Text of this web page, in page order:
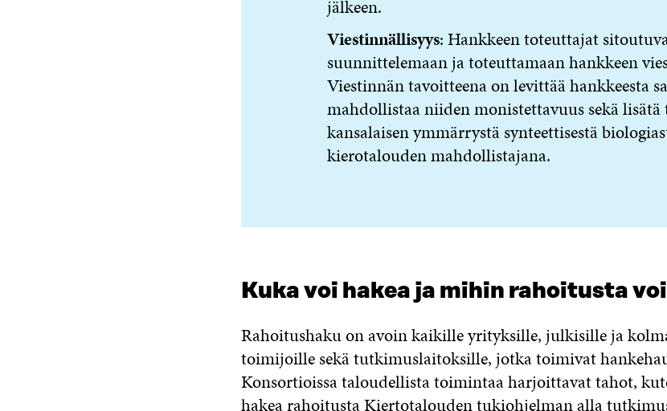
jälkeen.
Viestinnällisyys: Hankkeen toteuttajat
suunnittelemaan ja toteuttamaan hankkeen
Viestinnän tavoitteena on levittää hankkeesta
mahdollistaa niiden monistettavuus sekä lisätä
kansalaisen ymmärrystä synteettisestä
kierotalouden mahdollistajana.
Kuka voi hakea ja mihin rahoitusta
Rahoitushaku on avoin kaikille yrityksille, julkisille ja
toimijoille sekä tutkimuslaitoksille, jotka toimivat
Konsortioissa taloudellista toimintaa harjoittavat tahot,
hakea rahoitustaKiertotalouden tukiohjelmanalla